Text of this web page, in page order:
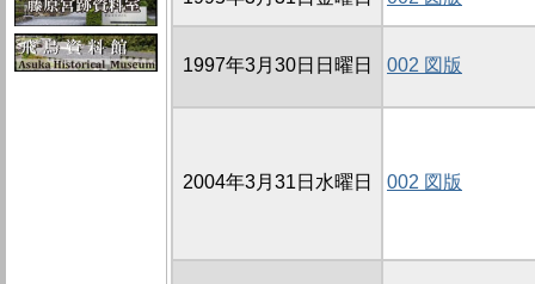
1997年3月30日日曜日 002 図版
2004年3月31日水曜日 002 図版